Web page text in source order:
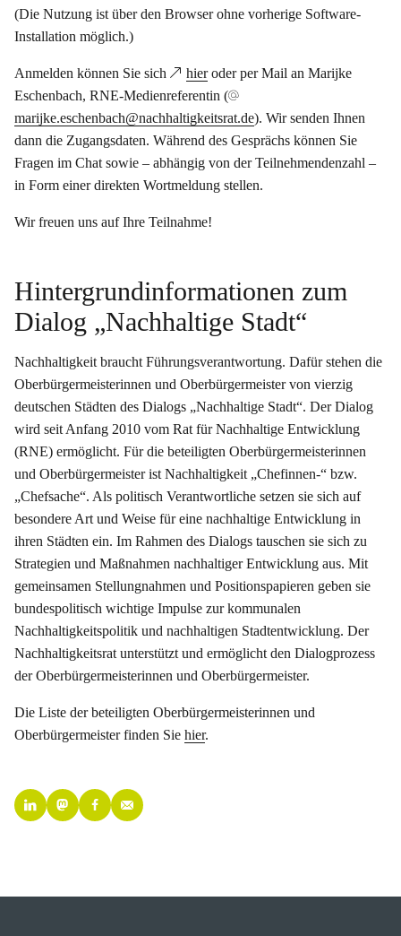
(Die Nutzung ist über den Browser ohne vorherige Software-
Installation möglich.)
Anmelden können Sie sich hieroder per Mail an Marijke
Eschenbach, RNE-Medienreferentin (
marijke.eschenbach@nachhaltigkeitsrat.de). Wir senden Ihnen
dann die Zugangsdaten. Während des Gesprächs können Sie
Fragen im Chat sowie – abhängig von der Teilnehmendenzahl –
in Form einer direkten Wortmeldung stellen.
Wir freuen uns auf Ihre Teilnahme!
Hintergrundinformationen zum
Dialog „Nachhaltige Stadt“
Nachhaltigkeit braucht Führungsverantwortung. Dafür stehen die
Oberbürgermeisterinnen und Oberbürgermeister von vierzig
deutschen Städten des Dialogs „Nachhaltige Stadt“. Der Dialog
wird seit Anfang 2010 vom Rat für Nachhaltige Entwicklung
(RNE) ermöglicht. Für die beteiligten Oberbürgermeisterinnen
und Oberbürgermeister ist Nachhaltigkeit „Chefinnen-“ bzw.
„Chefsache“. Als politisch Verantwortliche setzen sie sich auf
besondere Art und Weise für eine nachhaltige Entwicklung in
ihren Städten ein. Im Rahmen des Dialogs tauschen sie sich zu
Strategien und Maßnahmen nachhaltiger Entwicklung aus. Mit
gemeinsamen Stellungnahmen und Positionspapieren geben sie
bundespolitisch wichtige Impulse zur kommunalen
Nachhaltigkeitspolitik und nachhaltigen Stadtentwicklung. Der
Nachhaltigkeitsrat unterstützt und ermöglicht den Dialogprozess
der Oberbürgermeisterinnen und Oberbürgermeister.
Die Liste der beteiligten Oberbürgermeisterinnen und
Oberbürgermeister finden Sie hier.